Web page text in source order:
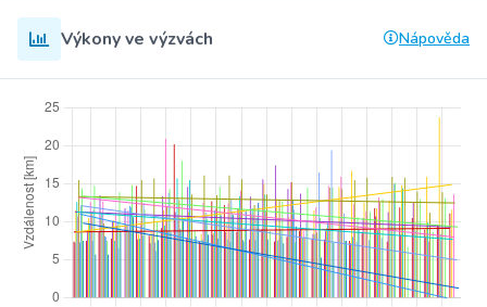
Výkony ve výzvách Nápověda